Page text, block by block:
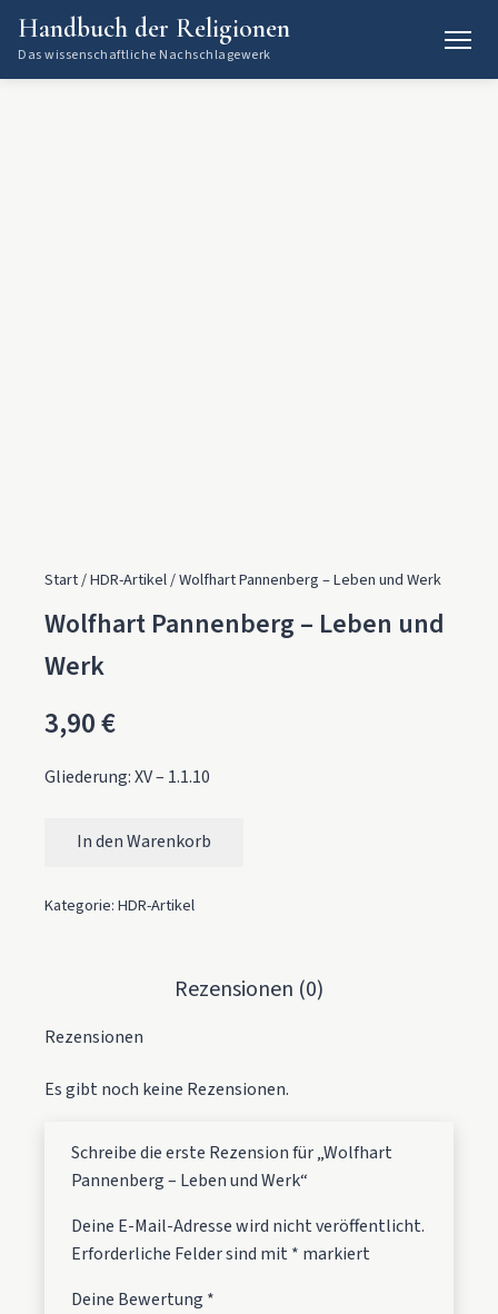
Handbuch der Religionen
Das wissenschaftliche Nachschlagewerk
Start/HDR-Artikel/ Wolfhart Pannenberg – Leben und Werk
Wolfhart Pannenberg – Leben und
Werk
3,90€
Gliederung: XV – 1.1.10
Wolfhart Pannenberg – Leben und Werk Menge
In den Warenkorb
Kategorie:HDR-Artikel
Rezensionen (0)
Rezensionen
Es gibt noch keine Rezensionen.
Schreibe die erste Rezension für „Wolfhart
Pannenberg – Leben und Werk“
Deine E-Mail-Adresse wird nicht veröffentlicht.
Erforderliche Felder sind mit * markiert
Deine Bewertung *